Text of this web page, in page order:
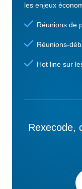
les enjeux
Réunions de
Réunions-
Hot line sur
Rexecode,